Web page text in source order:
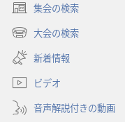
集会の検索
（新
し
タ
で
開
く）
大会の検索
（新
し
い
タ
ブ
で
新着情報
ビデオ
音声解説付きの動画